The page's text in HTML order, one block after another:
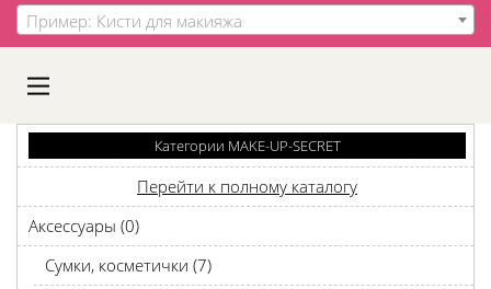
Пример: Кисти для макияжа
A
C
D
Категории MAKE-UP-SECRET
Перейти к полному каталогу
Аксессуары (0)
Сумки, косметички (7)